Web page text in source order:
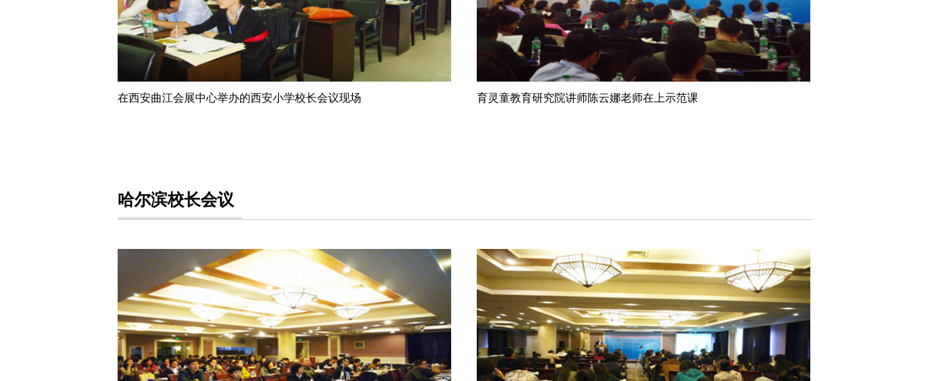
在西安曲江会展中心举办的西安小学校长会议现场 育灵童教育研究院讲师陈云娜老师在上示范课
哈尔滨校长会议